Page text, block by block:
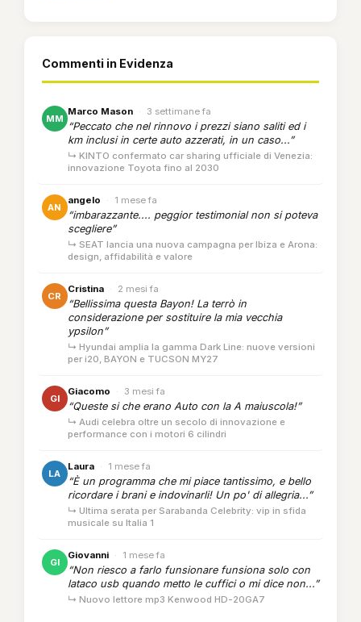
Commenti in Evidenza
MM
Marco Mason · 3 settimane fa
“Peccato che nel rinnovo i prezzi siano saliti ed i
km inclusi in certe auto azzerati, in un caso...”
↳ KINTO confermato car sharing ufficiale di Venezia:
innovazione Toyota fino al 2030
AN
angelo · 1 mese fa
“imbarazzante.... peggior testimonial non si poteva
scegliere”
↳ SEAT lancia una nuova campagna per Ibiza e Arona:
design, affidabilità e valore
CR
Cristina · 2 mesi fa
“Bellissima questa Bayon! La terrò in
considerazione per sostituire la mia vecchia
ypsilon”
↳ Hyundai amplia la gamma Dark Line: nuove versioni
per i20, BAYON e TUCSON MY27
GI
Giacomo · 3 mesi fa
“Queste si che erano Auto con la A maiuscola!”
↳ Audi celebra oltre un secolo di innovazione e
performance con i motori 6 cilindri
LA
Laura · 1 mese fa
“È un programma che mi piace tantissimo, e bello
ricordare i brani e indovinarli! Un po' di allegria...”
↳ Ultima serata per Sarabanda Celebrity: vip in sfida
musicale su Italia 1
GI
Giovanni · 1 mese fa
“Non riesco a farlo funsionare funsiona solo con
lataco usb quando metto le cuffici o mi dice non...”
↳ Nuovo lettore mp3 Kenwood HD-20GA7